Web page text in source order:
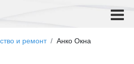
и ремонт Анко Окна